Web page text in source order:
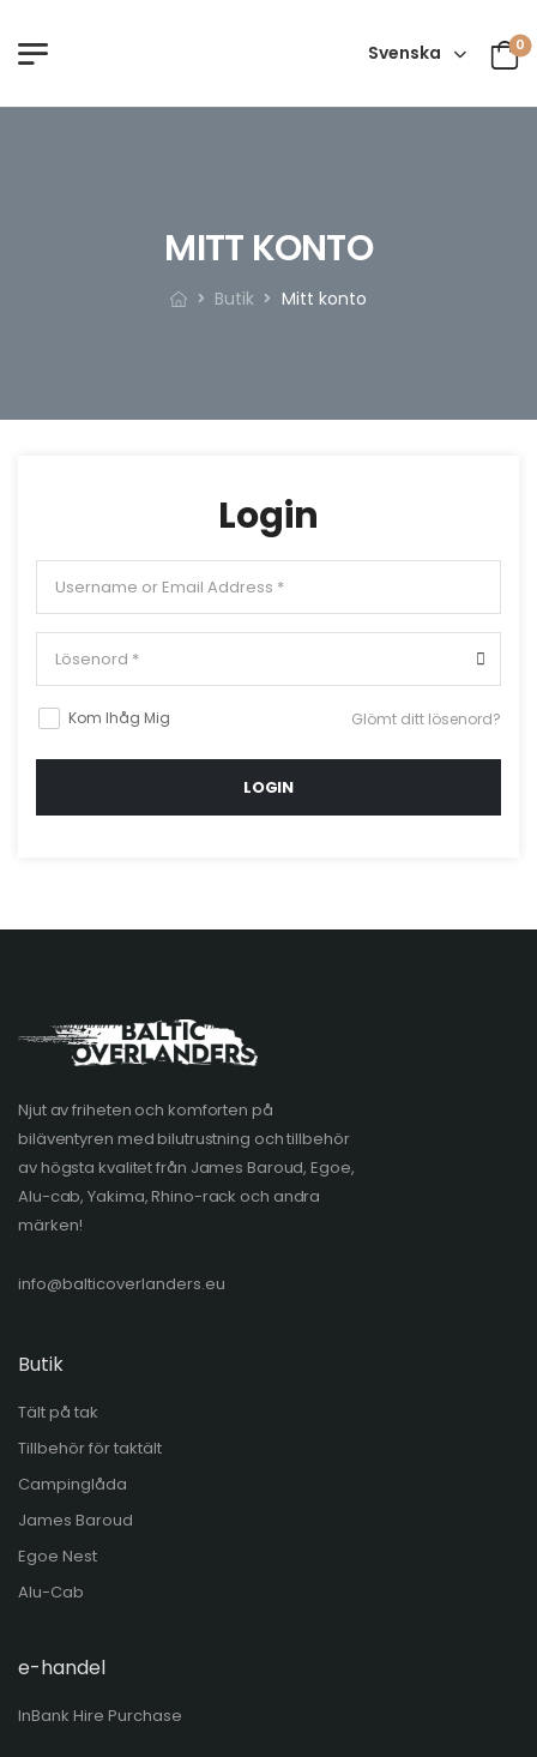
Svenska 0
MITT KONTO
Butik Mitt konto
Login
Kom Ihåg Mig Glömt ditt lösenord?
LOGIN
Njut av friheten och komforten på
biläventyren med bilutrustning och tillbehör
av högsta kvalitet från James Baroud, Egoe,
Alu-cab, Yakima, Rhino-rack och andra
märken!
info@balticoverlanders.eu
Butik
Tält på tak
Tillbehör för taktält
Campinglåda
James Baroud
Egoe Nest
Alu-Cab
e-handel
InBank Hire Purchase